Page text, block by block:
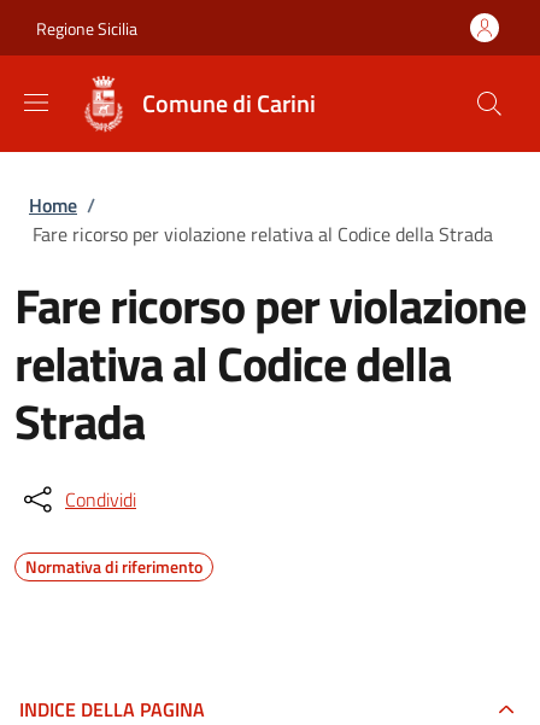
Regione Sicilia
Comune di Carini
Briciole di pane
Home /
Fare ricorso per violazione relativa al Codice della Strada
Fare ricorso per violazione
relativa al Codice della
Strada
Condividi
Normativa di riferimento
INDICE DELLA PAGINA